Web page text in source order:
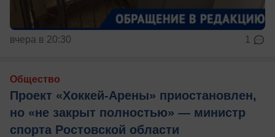
вчера в 20:30 1
Общество
Проект «Хоккей-Арены» приостановлен,
но «не закрыт полностью» — министр
спорта Ростовской области